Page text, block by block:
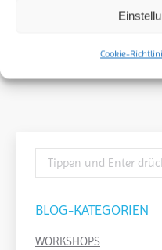
Cookie-
(07./
12.
BLOG-KATEGORIEN
WORKSHOPS